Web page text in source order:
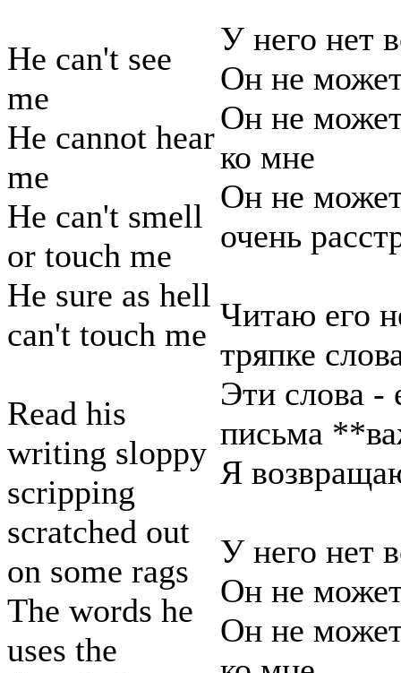
He can't see
me
He cannot hear
me
He can't smell
or touch me
He sure as hell
can't touch me
Read his
writing sloppy
scripping
scratched out
on some rags
The words he
uses the
У него нет
Он не
Он не
ко мне
Он не
очень
Читаю его
тряпке
Эти слова -
письма
Я
У него нет
Он не
Он не